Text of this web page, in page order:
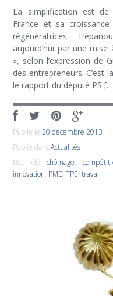
La simplification est
France et sa
régénératrices.
aujourd’hui par une
», selon l’expression de
des entrepreneurs. C’est
le rapport du député PS
Publié le20 décembre 2013
Publié dansActualités
Mot clé chômage,
innovation, PME,TPE,travail